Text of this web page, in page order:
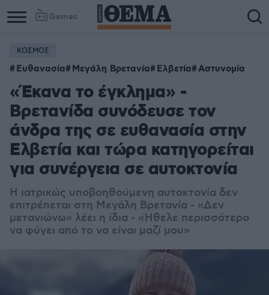
Games
ΚΟΣΜΟΣ
Ευθανασία Μεγάλη Βρετανία Ελβετία Αστυνομία
«Έκανα το έγκλημα» -
Βρετανίδα συνόδευσε τον
άνδρα της σε ευθανασία στην
Ελβετία και τώρα κατηγορείται
για συνέργεια σε αυτοκτονία
Η ιατρικώς υποβοηθούμενη αυτοκτονία δεν
επιτρέπεται στη Μεγάλη Βρετανία - «Δεν
μετανιώνω» λέει η ίδια - «Ήθελε περισσότερο
να φύγει από το να είναι μαζί μου»